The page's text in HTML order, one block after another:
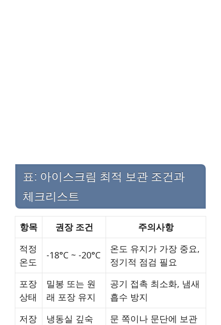
표: 아이스크림 최적 보관 조건과
체크리스트
항목 권장 조건
주의사항
적정
온도
-18°C ~ -20°C
온도 유지가 가장 중요,
정기적 점검 필요
포장
상태
밀봉 또는 원
래 포장 유지
공기 접촉 최소화, 냄새
흡수 방지
저장
냉동실 깊숙 문 쪽이나 문단에 보관